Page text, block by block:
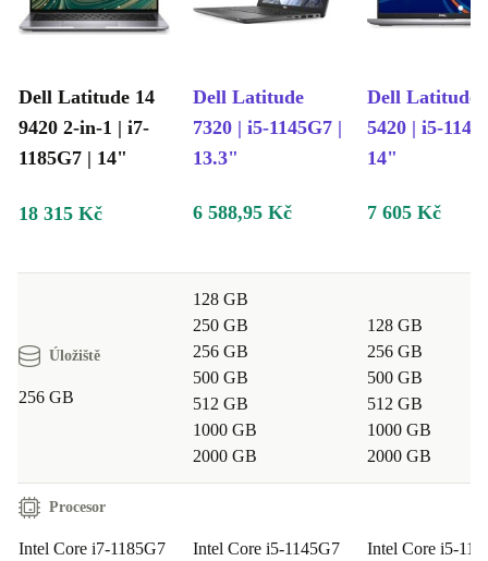
Dell Latitude 14
9420 2-in-1 | i7-
1185G7 | 14"
Dell Latitude
7320 | i5-1145G7 |
13.3"
Dell Latitude
5420 | i5-
14"
18 315 Kč 6 588,95 Kč 7 605 Kč
Úložiště
256 GB
128 GB
250 GB
256 GB
500 GB
512 GB
1000 GB
2000 GB
128 GB
256 GB
500 GB
512 GB
1000 GB
2000 GB
Procesor
Intel Core i7-1185G7
Intel Core i5-1145G7
Intel Core i5-